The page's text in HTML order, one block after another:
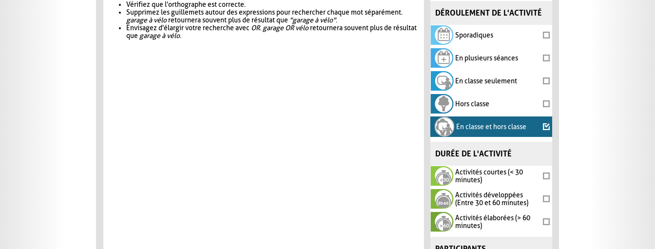
DÉROULEMENT DE L'ACTIVITÉ
Sporadiques
En plusieurs séances
En classe seulement
Hors classe
En classe et hors classe
DURÉE DE L'ACTIVITÉ
Activités courtes (< 30
minutes)
Activités développées
(Entre 30 et 60 minutes)
Activités élaborées (> 60
minutes)
Vérifiez que l'orthographe est correcte.
Supprimez les guillemets autour des expressions pour rechercher chaque mot séparément.
garage à véloretournera souvent plus de résultat que "garage à vélo".
Envisagez d'élargir votre recherche avec OR. garage OR véloretournera souvent plus de résultat
que garage à vélo.